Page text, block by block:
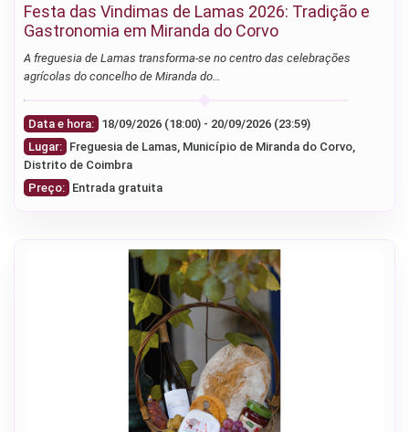
Festa das Vindimas de Lamas 2026: Tradição e
Gastronomia em Miranda do Corvo
A freguesia de Lamas transforma-se no centro das celebrações
agrícolas do concelho de Miranda do…
Data e hora:
18/09/2026 (18:00) - 20/09/2026 (23:59)
Lugar: Freguesia de Lamas, Município de Miranda do Corvo,
Distrito de Coimbra
Preço: Entrada gratuita